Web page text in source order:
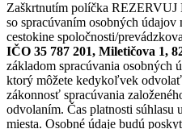
Zaškrtnutím políčka
so spracúvaním osobných údajov
cestokine spoločnosti/
IČO 35 787 201, Miletičova 1,
základom spracúvania osobných
ktorý môžete kedykoľvek
zákonnosť spracúvania
odvolaním. Čas platnosti súhlasu
miesta. Osobné údaje budú